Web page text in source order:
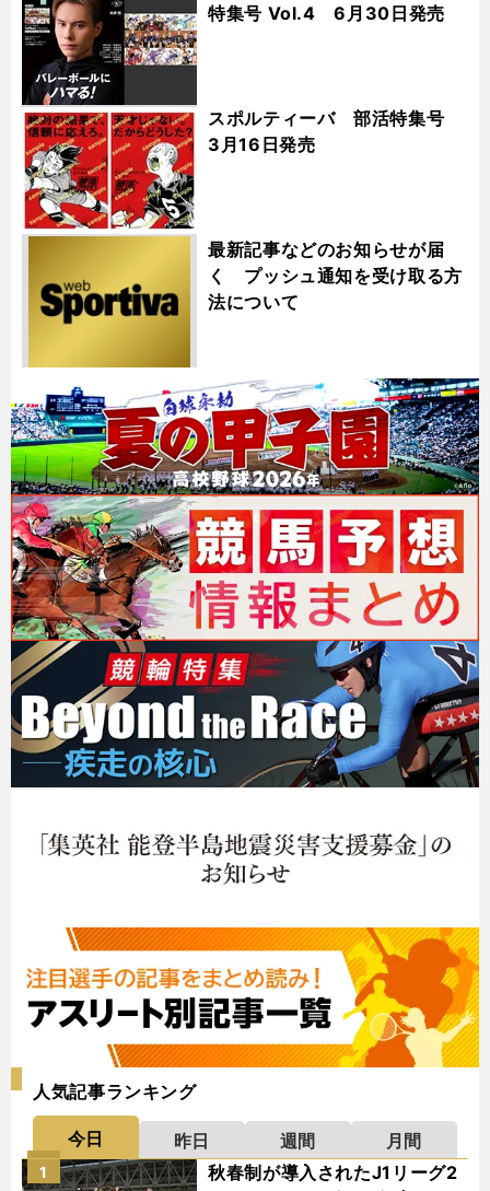
特集号 Vol.4 6月30日発売
スポルティーバ 部活特集号
3月16日発売
最新記事などのお知らせが届
く プッシュ通知を受け取る方
法について
人気記事ランキング
今日 昨日 週間
月間
秋春制が導入されたJ1リーグ2
1